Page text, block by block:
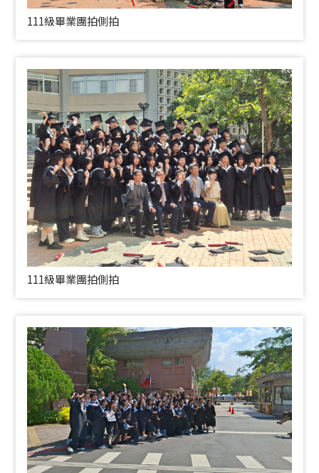
111級畢業團拍側拍
111級畢業團拍側拍